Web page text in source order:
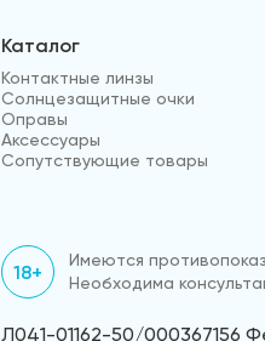
Каталог
Контактные линзы
Солнцезащитные очки
Оправы
Аксессуары
Сопутствующие товары
18+
Имеются
Необходима
Л041-01162-50/000367156